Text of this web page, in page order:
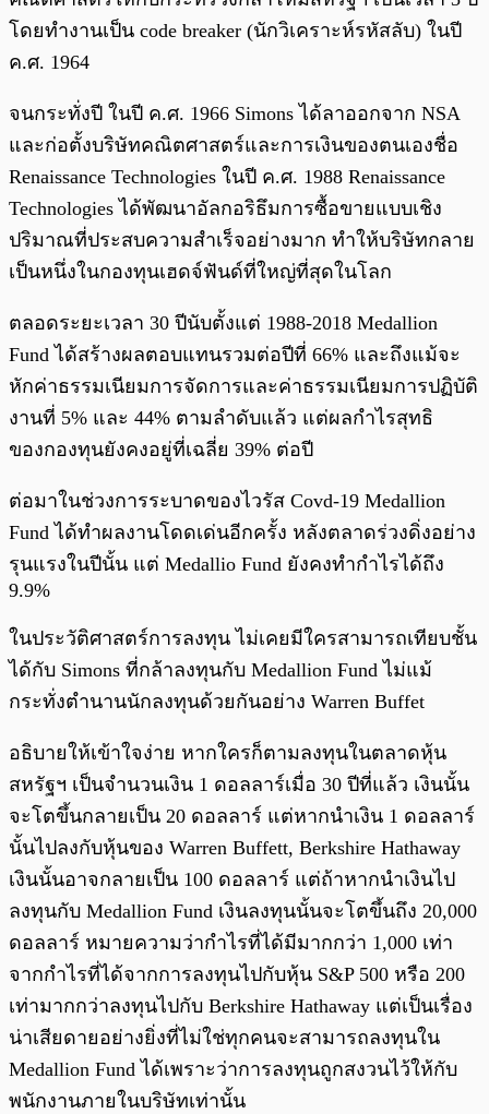
โดยทำงานเป็น code breaker (นักวิเคราะห์รหัสลับ) ในปี
ค.ศ. 1964
จนกระทั่งปี ในปี ค.ศ. 1966 Simons ได้ลาออกจาก NSA
และก่อตั้งบริษัทคณิตศาสตร์และการเงินของตนเองชื่อ
Renaissance Technologies ในปี ค.ศ. 1988 Renaissance
Technologies ได้พัฒนาอัลกอริธึมการซื้อขายแบบเชิง
ปริมาณที่ประสบความสำเร็จอย่างมาก ทำให้บริษัทกลาย
เป็นหนึ่งในกองทุนเฮดจ์ฟันด์ที่ใหญ่ที่สุดในโลก
ตลอดระยะเวลา 30 ปีนับตั้งแต่ 1988-2018 Medallion
Fund ได้สร้างผลตอบแทนรวมต่อปีที่ 66% และถึงแม้จะ
หักค่าธรรมเนียมการจัดการและค่าธรรมเนียมการปฏิบัติ
งานที่ 5% และ 44% ตามลำดับแล้ว แต่ผลกำไรสุทธิ
ของกองทุนยังคงอยู่ที่เฉลี่ย 39% ต่อปี
ต่อมาในช่วงการระบาดของไวรัส Covd-19 Medallion
Fund ได้ทำผลงานโดดเด่นอีกครั้ง หลังตลาดร่วงดิ่งอย่าง
รุนแรงในปีนั้น แต่ Medallio Fund ยังคงทำกำไรได้ถึง
9.9%
ในประวัติศาสตร์การลงทุน ไม่เคยมีใครสามารถเทียบชั้น
ได้กับ Simons ที่กล้าลงทุนกับ Medallion Fund ไม่แม้
กระทั่งตำนานนักลงทุนด้วยกันอย่าง Warren Buffet
อธิบายให้เข้าใจง่าย หากใครก็ตามลงทุนในตลาดหุ้น
สหรัฐฯ เป็นจำนวนเงิน 1 ดอลลาร์เมื่อ 30 ปีที่แล้ว เงินนั้น
จะโตขึ้นกลายเป็น 20 ดอลลาร์ แต่หากนำเงิน 1 ดอลลาร์
นั้นไปลงกับหุ้นของ Warren Buffett, Berkshire Hathaway
เงินนั้นอาจกลายเป็น 100 ดอลลาร์ แต่ถ้าหากนำเงินไป
ลงทุนกับ Medallion Fund เงินลงทุนนั้นจะโตขึ้นถึง 20,000
ดอลลาร์ หมายความว่ากำไรที่ได้มีมากกว่า 1,000 เท่า
จากกำไรที่ได้จากการลงทุนไปกับหุ้น S&P 500 หรือ 200
เท่ามากกว่าลงทุนไปกับ Berkshire Hathaway แต่เป็นเรื่อง
น่าเสียดายอย่างยิ่งที่ไม่ใช่ทุกคนจะสามารถลงทุนใน
Medallion Fund ได้เพราะว่าการลงทุนถูกสงวนไว้ให้กับ
พนักงานภายในบริษัทเท่านั้น